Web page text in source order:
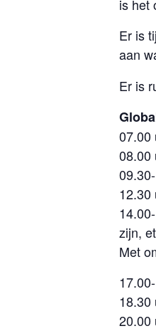
is het
Er is
aan
Er is
zijn,
Met